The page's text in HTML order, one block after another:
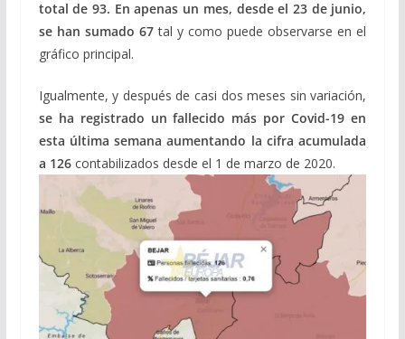
total de 93. En apenas un mes, desde el 23 de junio,
se han sumado 67tal y como puede observarse en el
gráfico principal.
Igualmente, y después de casi dos meses sin variación,
se ha registrado un fallecido más por Covid-19 en
esta última semana aumentando la cifra acumulada
a 126contabilizados desde el 1 de marzo de 2020.